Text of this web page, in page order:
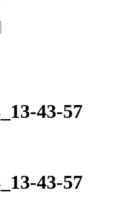
43-57
43-57